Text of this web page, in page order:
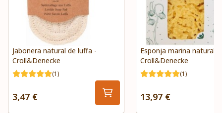
Jabonera natural de luffa -
Croll&Denecke
(1)
3,47 €
Esponja marina natural -
Croll&Denecke
(1)
13,97 €